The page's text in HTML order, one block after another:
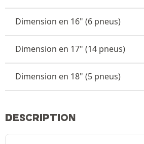
Dimension en 16" (6 pneus)
Dimension en 17" (14 pneus)
Dimension en 18" (5 pneus)
DESCRIPTION